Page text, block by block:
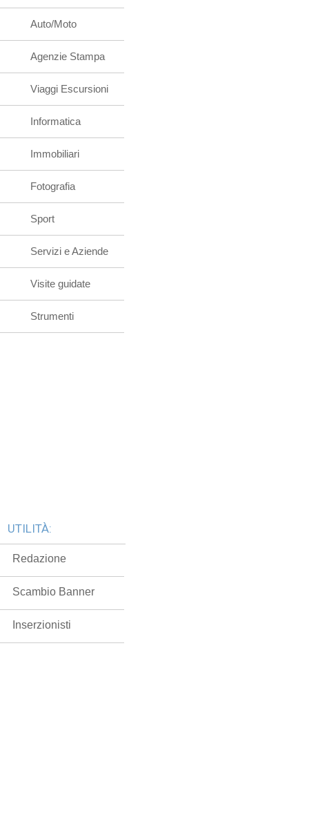
Auto/Moto
Agenzie Stampa
Viaggi Escursioni
Informatica
Immobiliari
Fotografia
Sport
Servizi e Aziende
Visite guidate
Strumenti
UTILITÀ:
Redazione
Scambio Banner
Inserzionisti